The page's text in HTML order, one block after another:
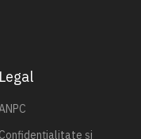
Legal
Confidențialitate și